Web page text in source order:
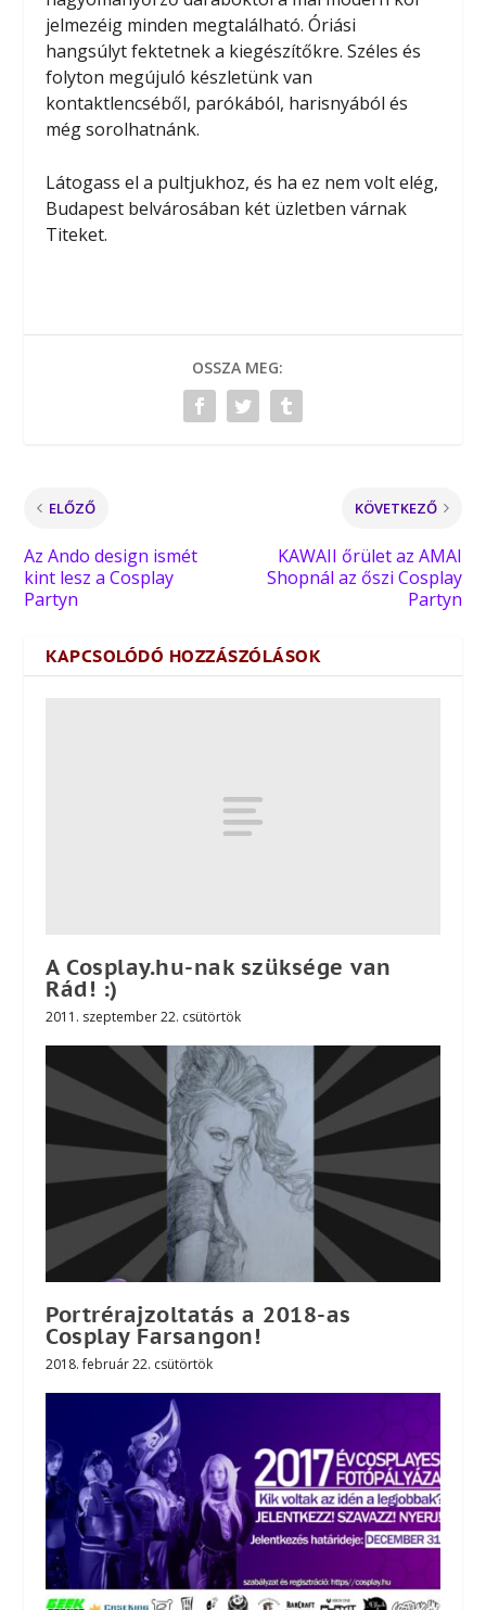
jelmezéig minden megtalálható. Óriási
hangsúlyt fektetnek a kiegészítőkre. Széles és
folyton megújuló készletünk van
kontaktlencséből, parókából, harisnyából és
még sorolhatnánk.
Látogass el a pultjukhoz, és ha ez nem volt elég,
Budapest belvárosában két üzletben várnak
Titeket.
OSSZA MEG:
ELŐZŐ
Az Ando design ismét
kint lesz a Cosplay
Partyn
KÖVETKEZŐ
KAWAII őrület az AMAI
Shopnál az őszi Cosplay
Partyn
KAPCSOLÓDÓ HOZZÁSZÓLÁSOK
A Cosplay.hu-nak szüksége van
Rád! :)
2011. szeptember 22. csütörtök
Portrérajzoltatás a 2018-as
Cosplay Farsangon!
2018. február 22. csütörtök